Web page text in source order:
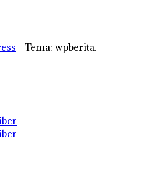
- Tema: wpberita.